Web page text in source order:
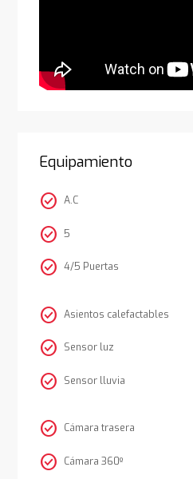
Equipamiento
check_circle A.C
check_circle 5
check_circle 4/5 Puertas
check_circle Asientos calefactables
check_circle Sensor luz
check_circle Sensor lluvia
check_circle Cámara trasera
check_circle Cámara 360º